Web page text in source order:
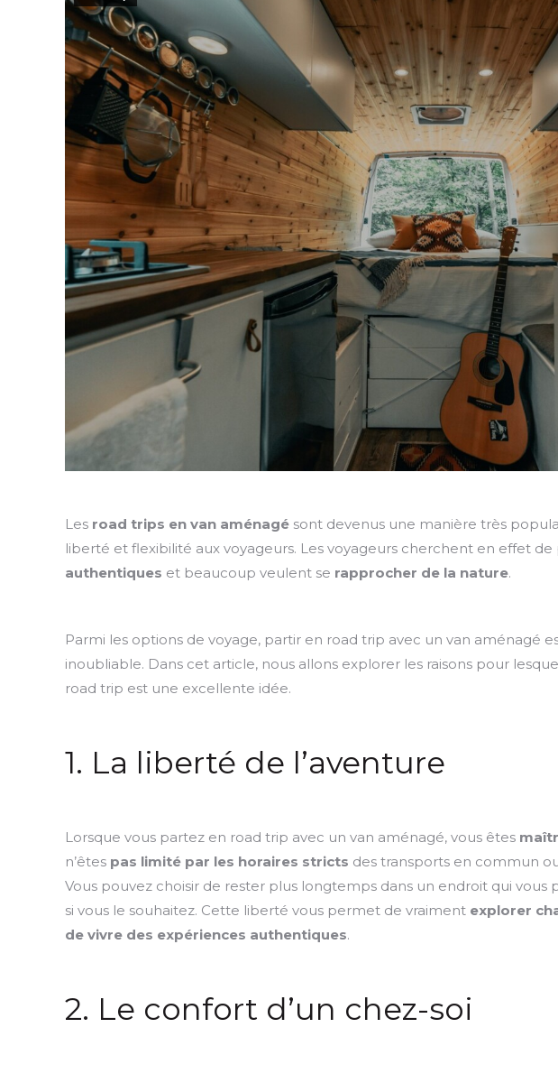
Les road trips en van aménagé sont devenus une manière très
liberté et flexibilité aux voyageurs. Les voyageurs cherchent en effet de
authentiques et beaucoup veulent se rapprocher de la nature.
Parmi les options de voyage, partir en road trip avec un van aménagé
inoubliable. Dans cet article, nous allons explorer les raisons pour
road trip est une excellente idée.
1. La liberté de l’aventure
Lorsque vous partez en road trip avec un van aménagé, vous êtes
n’êtes pas limité par les horaires stricts des transports en commun
Vous pouvez choisir de rester plus longtemps dans un endroit qui
si vous le souhaitez. Cette liberté vous permet de vraiment explorer
de vivre des expériences authentiques.
2. Le confort d’un chez-soi